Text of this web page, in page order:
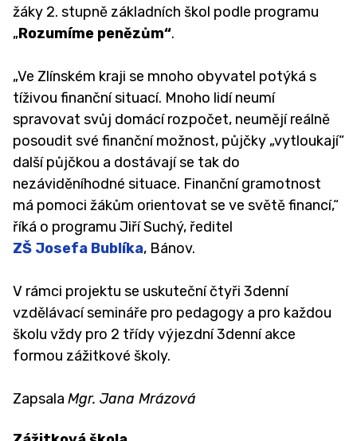
Družina
Zájmové kroužky a Zdravý pohyb do škol
JÍDELNA
SVĚT VZDĚLÁNÍ
žáky 2. stupně základních škol podle programu
„Rozumíme penězům“.
„Ve Zlínském kraji se mnoho obyvatel potýká s
tíživou finanční situací. Mnoho lidí neumí
spravovat svůj domácí rozpočet, neumějí reálně
posoudit své finanční možnost, půjčky „vytloukají“
další půjčkou a dostávají se tak do
nezáviděníhodné situace. Finanční gramotnost
má pomoci žákům orientovat se ve světě financí,“
říká o programu Jiří Suchý, ředitel
ZŠ Josefa Bublíka, Bánov.
V rámci projektu se uskuteční čtyři 3denní
vzdělávací semináře pro pedagogy a pro každou
školu vždy pro 2 třídy výjezdní 3denní akce
formou zážitkové školy.
Zapsala Mgr. Jana Mrázová